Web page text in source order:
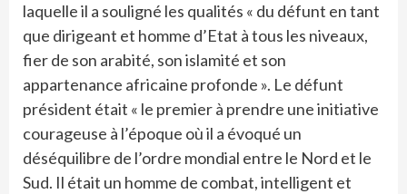
laquelle il a souligné les qualités « du défunt en tant
que dirigeant et homme d’Etat à tous les niveaux,
fier de son arabité, son islamité et son
appartenance africaine profonde ». Le défunt
président était « le premier à prendre une initiative
courageuse à l’époque où il a évoqué un
déséquilibre de l’ordre mondial entre le Nord et le
Sud. Il était un homme de combat, intelligent et